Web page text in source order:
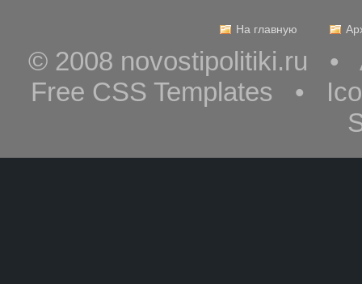
На главную
© 2008 novostipolitiki.ru •
Free CSS Templates •